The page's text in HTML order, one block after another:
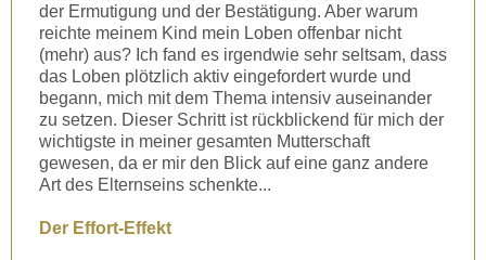
der Ermutigung und der Bestätigung. Aber warum
reichte meinem Kind mein Loben offenbar nicht
(mehr) aus? Ich fand es irgendwie sehr seltsam, dass
das Loben plötzlich aktiv eingefordert wurde und
begann, mich mit dem Thema intensiv auseinander
zu setzen. Dieser Schritt ist rückblickend für mich der
wichtigste in meiner gesamten Mutterschaft
gewesen, da er mir den Blick auf eine ganz andere
Art des Elternseins schenkte...
Der Effort-Effekt